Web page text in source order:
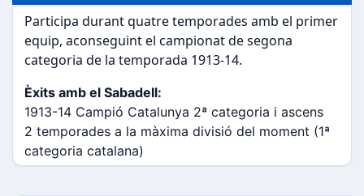
Participa durant quatre temporades amb el primer
equip, aconseguint el campionat de segona
categoria de la temporada 1913-14.
Èxits amb el Sabadell:
1913-14 Campió Catalunya 2ª categoria i ascens
2 temporades a la màxima divisió del moment (1ª
categoria catalana)